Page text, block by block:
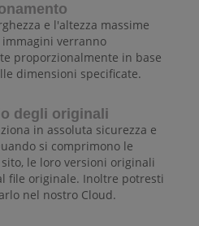
e l'altezza massime
immagini verranno
proporzionalmente in base
dimensioni specificate.
degli originali
in assoluta sicurezza e
si comprimono le
le loro versioni originali
file originale. Inoltre potresti
nel nostro Cloud.